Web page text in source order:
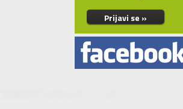
Prijavi se »